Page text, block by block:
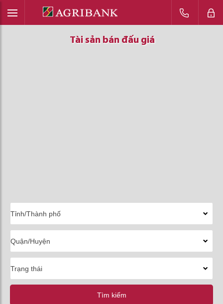
Tài sản bán đấu giá
Tài sản bán đấu giá
Tài sản bán đấu giá
Tìm kiếm